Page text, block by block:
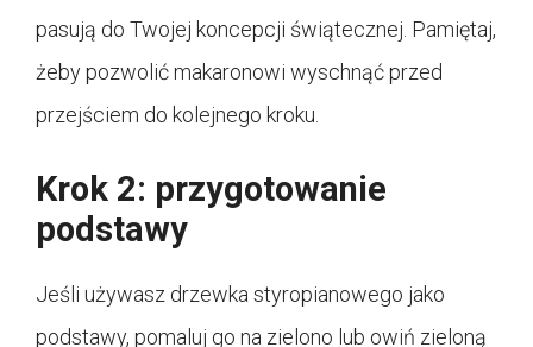
pasują do Twojej koncepcji świątecznej. Pamiętaj,
żeby pozwolić makaronowi wyschnąć przed
przejściem do kolejnego kroku.
Krok 2: przygotowanie
podstawy
Jeśli używasz drzewka styropianowego jako
podstawy, pomaluj go na zielono lub owiń zieloną